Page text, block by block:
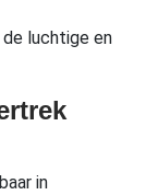
luchtige en
in